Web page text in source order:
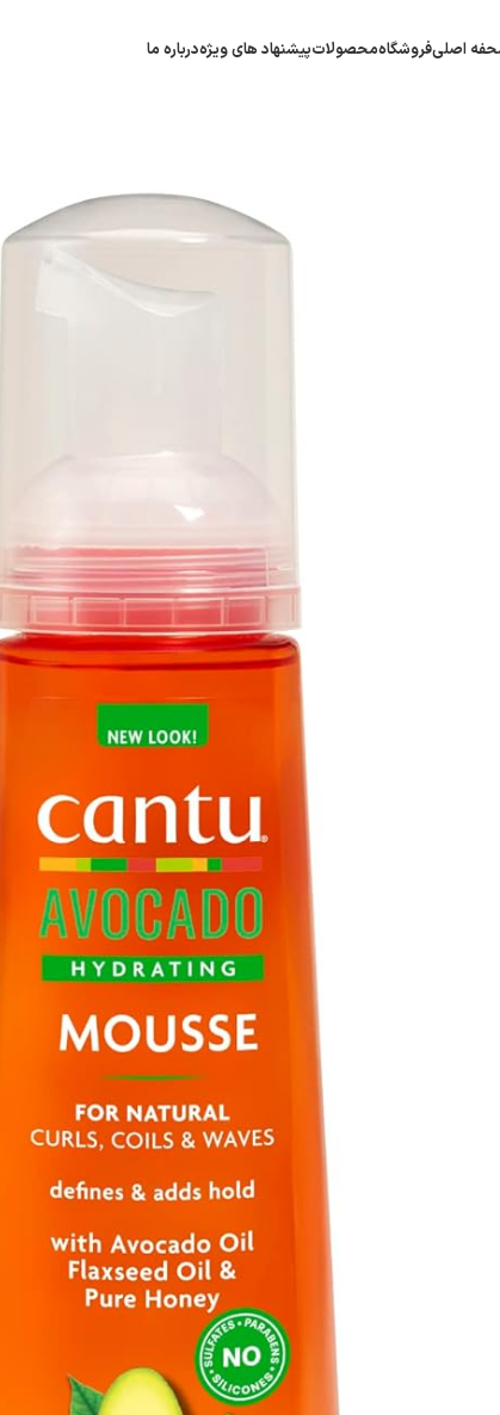
اصلیفروشگاهمحصولات
شکلات
گالکسی
روغن
روغن
زیتون
روغن
خوراکی
کره
تندومی
مگی
آدامس
تریدنت
پیشنهاد های ویژهدرباره ما